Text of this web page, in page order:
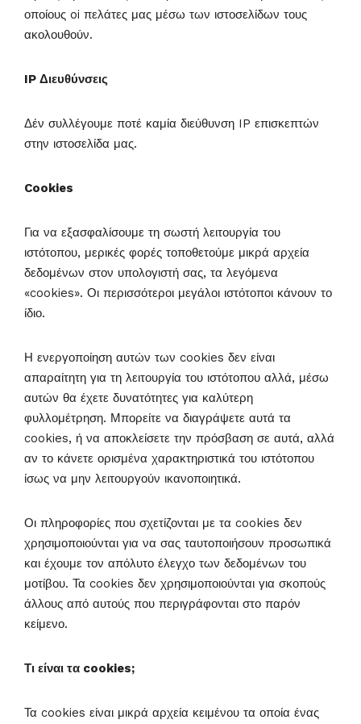
οποίους oi πελάτες μας μέσω των ιστοσελίδων τους
ακολουθούν.
IP Διευθύνσεις
Δέν συλλέγουμε ποτέ καμία διεύθυνση IP επισκεπτών
στην ιστοσελίδα μας.
Cookies
Για να εξασφαλίσουμε τη σωστή λειτουργία του
ιστότοπου, μερικές φορές τοποθετούμε μικρά αρχεία
δεδομένων στον υπολογιστή σας, τα λεγόμενα
«cookies». Οι περισσότεροι μεγάλοι ιστότοποι κάνουν το
ίδιο.
Η ενεργοποίηση αυτών των cookies δεν είναι
απαραίτητη για τη λειτουργία του ιστότοπου αλλά, μέσω
αυτών θα έχετε δυνατότητες για καλύτερη
φυλλομέτρηση. Μπορείτε να διαγράψετε αυτά τα
cookies, ή να αποκλείσετε την πρόσβαση σε αυτά, αλλά
αν το κάνετε ορισμένα χαρακτηριστικά του ιστότοπου
ίσως να μην λειτουργούν ικανοποιητικά.
Οι πληροφορίες που σχετίζονται με τα cookies δεν
χρησιμοποιούνται για να σας ταυτοποιήσουν προσωπικά
και έχουμε τον απόλυτο έλεγχο των δεδομένων του
μοτίβου. Τα cookies δεν χρησιμοποιούνται για σκοπούς
άλλους από αυτούς που περιγράφονται στο παρόν
κείμενο.
Τι είναι τα cookies;
Τα cookies είναι μικρά αρχεία κειμένου τα οποία ένας